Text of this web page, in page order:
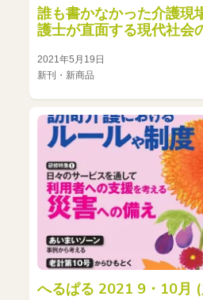
誰も書かなかった介護現
護士が直面する現代社会
2021年5月19日
新刊・新商品
へるぱる 2021 9・10月